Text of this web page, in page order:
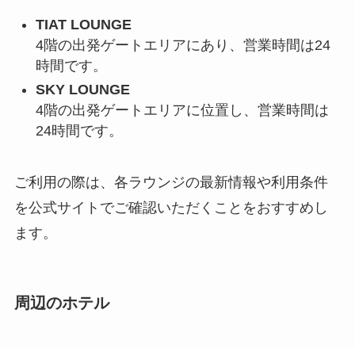
TIAT LOUNGE
4階の出発ゲートエリアにあり、営業時間は24
時間です。
SKY LOUNGE
4階の出発ゲートエリアに位置し、営業時間は
24時間です。
ご利用の際は、各ラウンジの最新情報や利用条件
を公式サイトでご確認いただくことをおすすめし
ます。
周辺のホテル